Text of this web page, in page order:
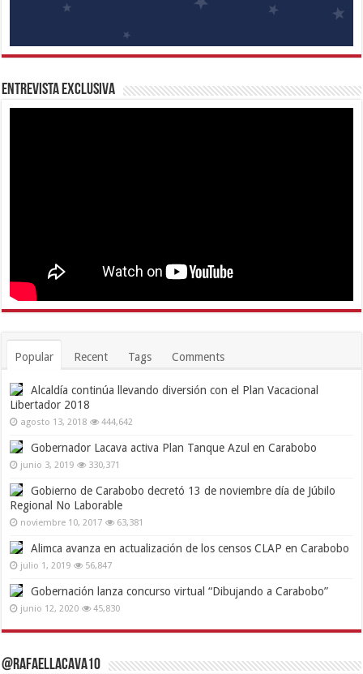
Entrevista Exclusiva
Popular Recent Tags Comments
Alcaldía continúa llevando diversión con el Plan Vacacional
Libertador 2018
agosto 13, 2018 444,642
Gobernador Lacava activa Plan Tanque Azul en Carabobo
junio 3, 2019 330,371
Gobierno de Carabobo decretó 13 de noviembre día de Júbilo
Regional No Laborable
noviembre 10, 2017 63,381
Alimca avanza en actualización de los censos CLAP en Carabobo
julio 1, 2019 56,847
Gobernación lanza concurso virtual “Dibujando a Carabobo”
junio 12, 2020 45,830
@RafaelLacava10